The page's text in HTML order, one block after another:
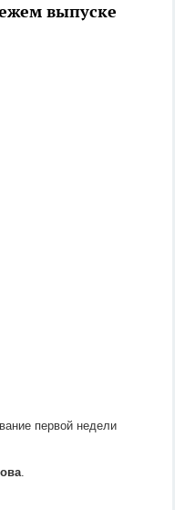
выпуске
первой недели
.